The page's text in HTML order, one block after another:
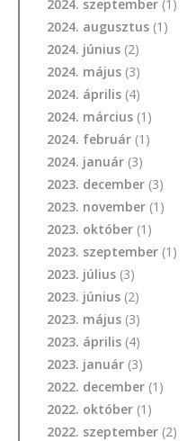
2024. szeptember (1)
2024. augusztus (1)
2024. június (2)
2024. május (3)
2024. április (4)
2024. március (1)
2024. február (1)
2024. január (3)
2023. december (3)
2023. november (1)
2023. október (1)
2023. szeptember (1)
2023. július (3)
2023. június (2)
2023. május (3)
2023. április (4)
2023. január (3)
2022. december (1)
2022. október (1)
2022. szeptember (2)